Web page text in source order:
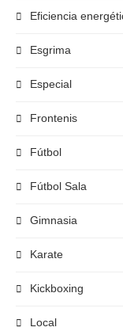
Eficiencia
Esgrima
Especial
Frontenis
Fútbol
Fútbol Sala
Gimnasia
Karate
Kickboxing
Local